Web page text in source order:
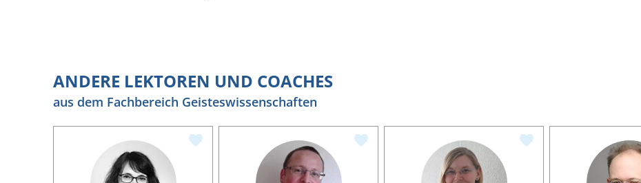
ANDERE LEKTOREN UND COACHES
aus dem Fachbereich Geisteswissenschaften